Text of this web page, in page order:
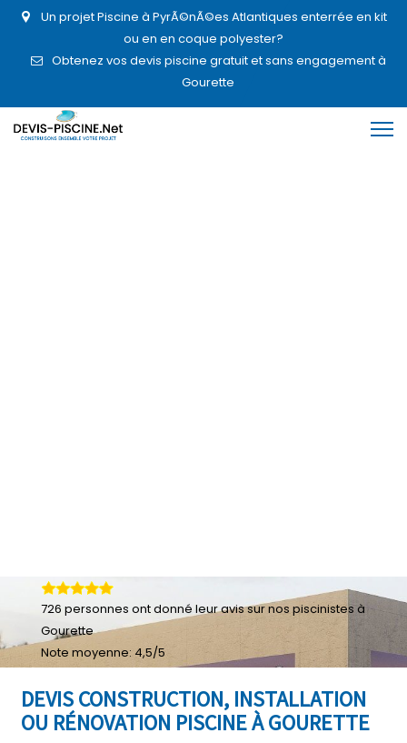
Un projet Piscine à PyrÃ©nÃ©es Atlantiques enterrée en kit
ou en en coque polyester?
Obtenez vos devis piscine gratuit et sans engagement à
Gourette
DEVIS CONSTRUCTION, INSTALLATION
OU RÉNOVATION PISCINE À GOURETTE
726 personnes ont donné leuravis sur nos piscinistes à
Gourette
Note moyenne: 4,5/5